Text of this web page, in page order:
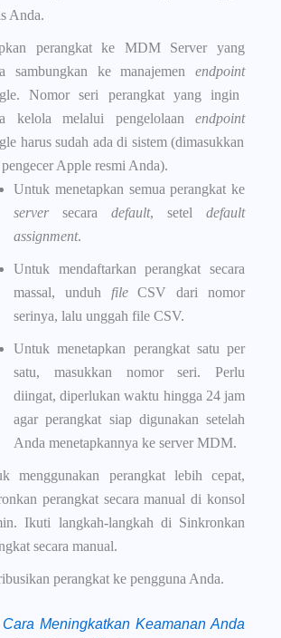
Anda.
perangkat ke MDM Server yang
sambungkan ke manajemen endpoint
Nomor seri perangkat yang ingin
kelola melalui pengelolaan endpoint
harus sudah ada di sistem (dimasukkan
Apple resmi Anda).
Untuk menetapkan semua perangkat ke
server secara default, setel default
assignment.
Untuk mendaftarkan perangkat secara
massal, unduh fileCSV dari nomor
serinya, lalu unggah file CSV.
Untuk menetapkan perangkat satu per
satu, masukkan nomor seri. Perlu
diingat, diperlukan waktu hingga 24 jam
agar perangkat siap digunakan setelah
Anda menetapkannya ke server MDM.
menggunakan perangkat lebih cepat,
perangkat secara manual di konsol
Ikuti langkah-langkah di Sinkronkan
secara manual.
perangkat ke pengguna Anda.
Meningkatkan Keamanan Anda